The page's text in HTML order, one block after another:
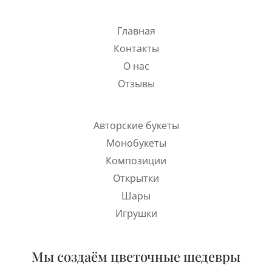
Главная
Контакты
О нас
Отзывы
Авторские букеты
Монобукеты
Композиции
Открытки
Шары
Игрушки
Мы создаём цветочные шедевры